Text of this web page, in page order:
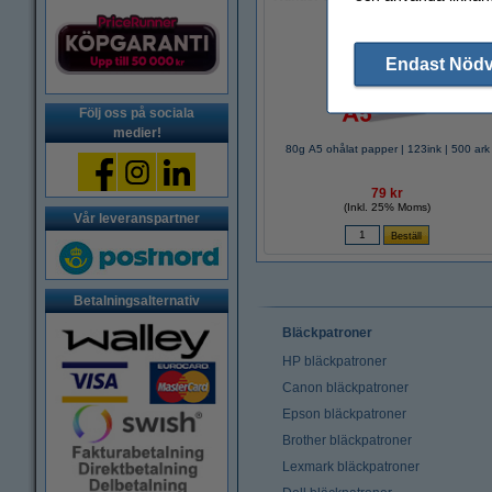
Följ oss på sociala
medier!
Vår leveranspartner
Betalningsalternativ
80g A5 ohålat papper | 123ink | 500 ark
79 kr
(Inkl. 25% Moms)
Bläckpatroner
HP bläckpatroner
Canon bläckpatroner
Epson bläckpatroner
Brother bläckpatroner
Lexmark bläckpatroner
Endast